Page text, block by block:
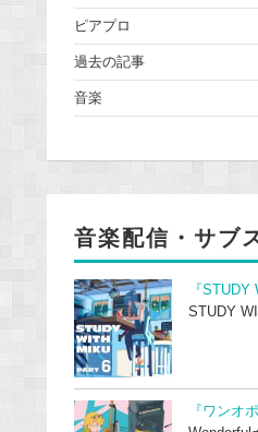
ピアプロ
過去の記事
音楽
音楽配信・サブ
『STUDY
STUDY
『ワンオ